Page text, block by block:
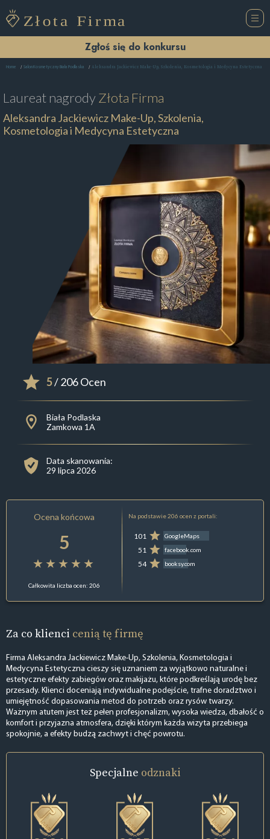
Zgłoś się do konkursu
Home Salon Kosmetyczny Biała Podlaska Aleksandra Jackiewicz Make-Up, Szkolenia, Kosmetologia i Medycyna Estetyczna
Laureat nagrodyZłota Firma
Aleksandra Jackiewicz Make-Up, Szkolenia,
Kosmetologia i Medycyna Estetyczna
5/ 206 Ocen
Biała Podlaska
Zamkowa 1A
Data skanowania:
29 lipca 2026
Ocena końcowa
5
Całkowita liczba ocen: 206
Na podstawie 206 ocen z portali:
101 GoogleMaps
51 facebook.com
54 booksy.com
Za co klienci cenią tę firmę
Firma Aleksandra Jackiewicz Make-Up, Szkolenia, Kosmetologia i
Medycyna Estetyczna cieszy się uznaniem za wyjątkowo naturalne i
estetyczne efekty zabiegów oraz makijażu, które podkreślają urodę bez
przesady. Klienci doceniają indywidualne podejście, trafne doradztwo i
umiejętność dopasowania metod do potrzeb oraz rysów twarzy.
Ważnym atutem jest też pełen profesjonalizm, wysoka wiedza, dbałość o
komfort i przyjazna atmosfera, dzięki którym każda wizyta przebiega
spokojnie, a efekty budzą zachwyt i chęć powrotu.
Specjalne odznaki